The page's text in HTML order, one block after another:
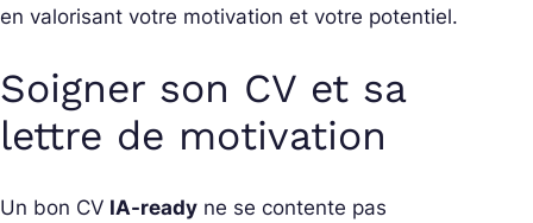
en valorisant votre motivation et votre potentiel.
Soigner son CV et sa
lettre de motivation
Un bon CV IA-ready ne se contente pas